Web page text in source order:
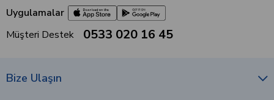
Uygulamalar
Müşteri Destek
0533 020 16 45
Bize Ulaşın